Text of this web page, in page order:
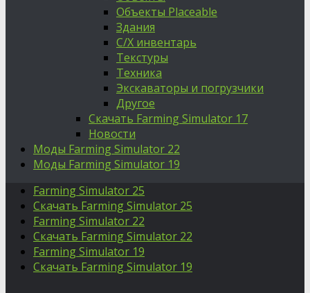
Объекты Placeable
Здания
С/Х инвентарь
Текстуры
Техника
Экскаваторы и погрузчики
Другое
Скачать Farming Simulator 17
Новости
Моды Farming Simulator 22
Моды Farming Simulator 19
Farming Simulator 25
Скачать Farming Simulator 25
Farming Simulator 22
Скачать Farming Simulator 22
Farming Simulator 19
Скачать Farming Simulator 19